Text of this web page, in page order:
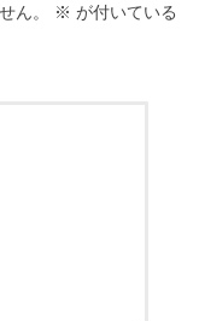
ん。 ※ が付いている